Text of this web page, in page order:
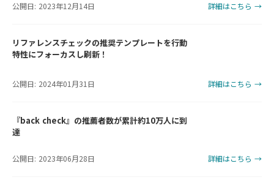
公開日: 2023年12月14日 詳細はこちら →
リファレンスチェックの推奨テンプレートを行動
特性にフォーカスし刷新！
公開日: 2024年01月31日 詳細はこちら →
『back check』の推薦者数が累計約10万人に到
達
公開日: 2023年06月28日 詳細はこちら →